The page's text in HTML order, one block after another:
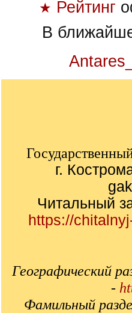
★ Рейтинг
В
г.
Читальный
https://
Географический
-
Фамильный